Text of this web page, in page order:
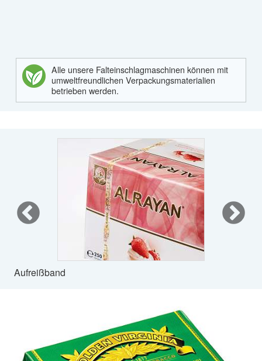
Alle unsere Falteinschlagmaschinen können mit
umweltfreundlichen Verpackungsmaterialien
betrieben werden.
Aufreißband